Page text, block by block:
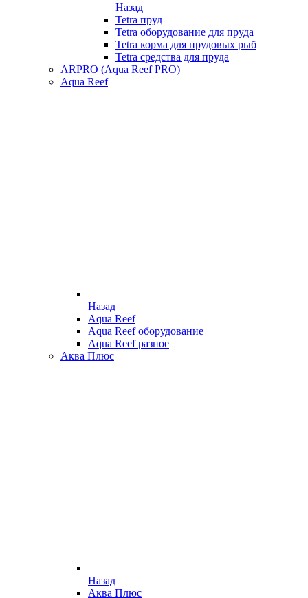
Назад
Tetra пруд
Tetra оборудование для пруда
Tetra корма для прудовых рыб
Tetra средства для пруда
ARPRO (Aqua Reef PRO)
Aqua Reef
Назад
Aqua Reef
Aqua Reef оборудование
Aqua Reef разное
Аква Плюс
Назад
Аква Плюс